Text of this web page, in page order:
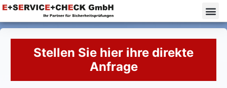
Stellen Sie hier ihre direkte
Anfrage